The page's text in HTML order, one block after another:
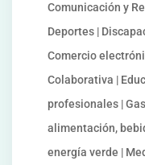
Comunicación y
Deportes |
Comercio
Colaborativa |
profesionales |
alimentación,
energía verde |